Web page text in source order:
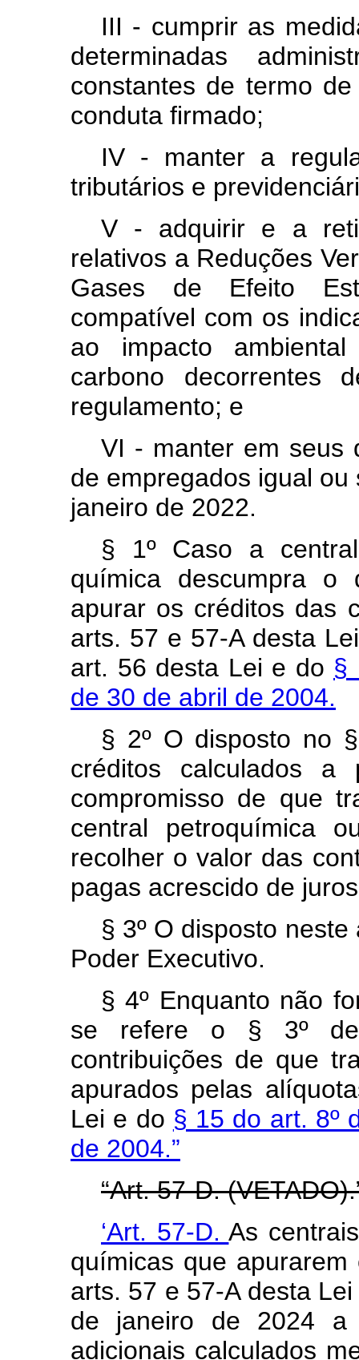
III - cumprir as
determinadas
constantes de termo
conduta firmado;
IV - manter a
tributários e
V - adquirir e a
relativos a Reduções
Gases de Efeito
compatível com os
ao impacto
carbono decorrentes
regulamento; e
VI - manter em seus
de empregados igual
janeiro de 2022.
§ 1º Caso a
química descumpra o
apurar os créditos das
arts. 57 e 57-A desta
art. 56 desta Lei e do §
de 30 de abril de 2004.
§ 2º O disposto no
créditos calculados
compromisso de que
central petroquímica
recolher o valor das
pagas acrescido de
§ 3º O disposto
Poder Executivo.
§ 4º Enquanto não
se refere o § 3º
contribuições de que
apurados pelas
Lei e do § 15 do art. 8º
de 2004.”
“Art. 57-D.
‘Art. 57-D.As
químicas que
arts. 57 e 57-A desta
de janeiro de 2024 a
adicionais calculados